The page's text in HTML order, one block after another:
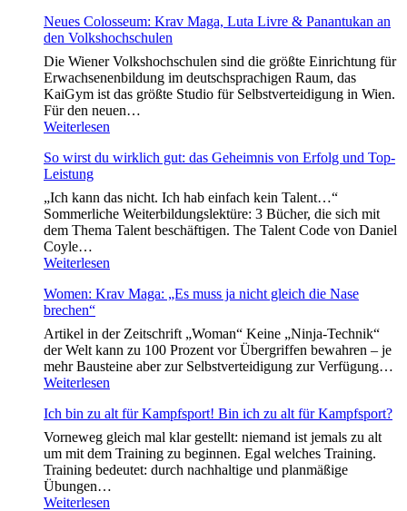
Österreich
prägen:
8
Frauen,
8
Vorbilder
zum
internationalen
Frauentag
Neues Colosseum: Krav Maga, Luta Livre & Panantukan an
den Volkshochschulen
Die Wiener Volkshochschulen sind die größte Einrichtung für
Erwachsenenbildung im deutschsprachigen Raum, das
KaiGym ist das größte Studio für Selbstverteidigung in Wien.
Für den neuen…
Weiterlesen
Krav
Luta
Livre
&
Panantukan
den
Volkshochschulen
So wirst du wirklich gut: das Geheimnis von Erfolg und Top-
Leistung
„Ich kann das nicht. Ich hab einfach kein Talent…“
Sommerliche Weiterbildungslektüre: 3 Bücher, die sich mit
dem Thema Talent beschäftigen. The Talent Code von Daniel
Coyle…
Weiterlesen
du
gut:
das
Geheimnis
von
Erfolg
und
Top-
Leistung
Women: Krav Maga: „Es muss ja nicht gleich die Nase
brechen“
Artikel in der Zeitschrift „Woman“ Keine „Ninja-Technik“
der Welt kann zu 100 Prozent vor Übergriffen bewahren – je
mehr Bausteine aber zur Selbstverteidigung zur Verfügung…
Weiterlesen
Maga:
„Es
muss
ja
nicht
gleich
Ich bin zu alt für Kampfsport! Bin ich zu alt für Kampfsport?
Vorneweg gleich mal klar gestellt: niemand ist jemals zu alt
um mit dem Training zu beginnen. Egal welches Training.
Training bedeutet: durch nachhaltige und planmäßige
Übungen…
Weiterlesen